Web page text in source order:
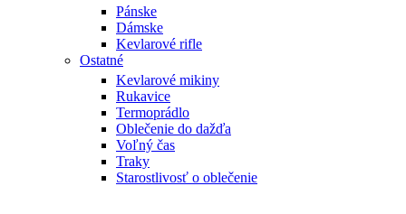
Pánske
Dámske
Kevlarové rifle
Ostatné
Kevlarové mikiny
Rukavice
Termoprádlo
Oblečenie do dažďa
Voľný čas
Traky
Starostlivosť o oblečenie